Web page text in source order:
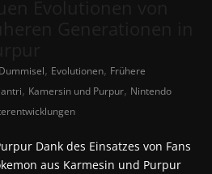
Dummisel, Evolutionen, Frühere
, Kamersin und Purpur, Nintendo
Dank des Einsatzes von Fans
aus Karmesin und Purpur